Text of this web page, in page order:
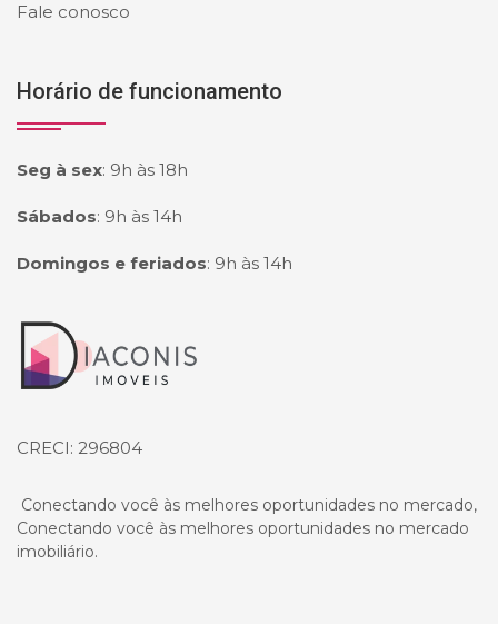
Fale conosco
Horário de funcionamento
Seg à sex: 9h às 18h
Sábados: 9h às 14h
Domingos e feriados: 9h às 14h
Página inicial
CRECI: 296804
Conectando você às melhores oportunidades no mercado,
Conectando você às melhores oportunidades no mercado
imobiliário.